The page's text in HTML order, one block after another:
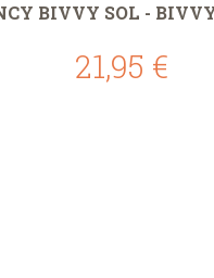
BIVVY SOL -
21,95 €